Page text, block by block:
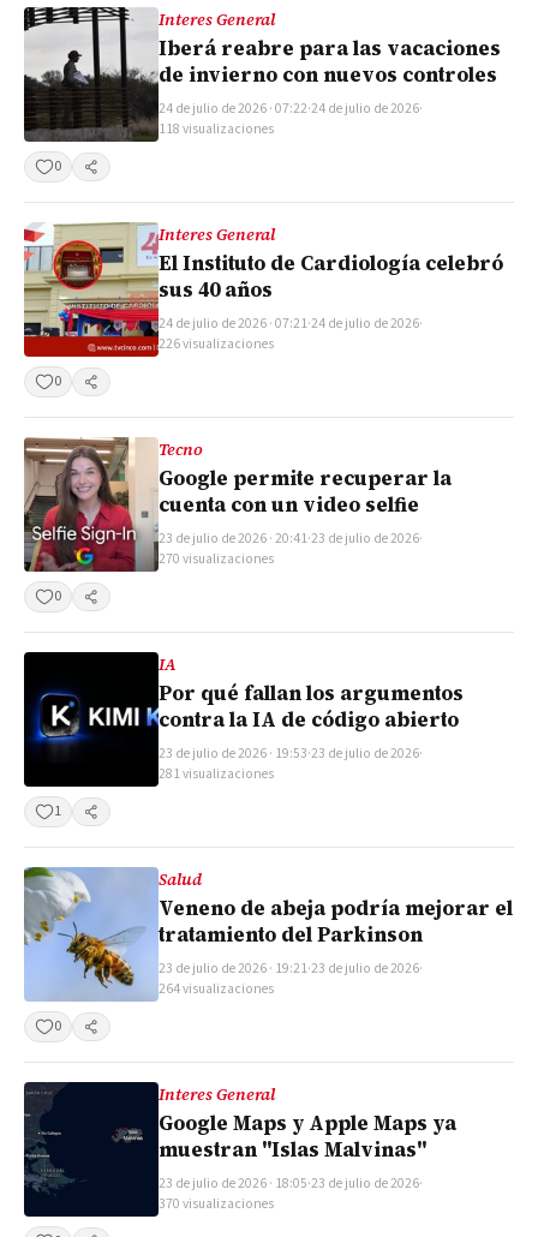
Interes General
Iberá reabre para las vacaciones
de invierno con nuevos controles
24 de julio de 2026 · 07:22·24 de julio de 2026·
118 visualizaciones
0
Compartir
Interes General
El Instituto de Cardiología celebró
sus 40 años
24 de julio de 2026 · 07:21·24 de julio de 2026·
226 visualizaciones
0
Compartir
Tecno
Google permite recuperar la
cuenta con un video selfie
23 de julio de 2026 · 20:41·23 de julio de 2026·
270 visualizaciones
0
Compartir
IA
Por qué fallan los argumentos
contra la IA de código abierto
23 de julio de 2026 · 19:53·23 de julio de 2026·
281 visualizaciones
1
Compartir
Salud
Veneno de abeja podría mejorar el
tratamiento del Parkinson
23 de julio de 2026 · 19:21·23 de julio de 2026·
264 visualizaciones
0
Compartir
Interes General
Google Maps y Apple Maps ya
muestran "Islas Malvinas"
23 de julio de 2026 · 18:05·23 de julio de 2026·
370 visualizaciones